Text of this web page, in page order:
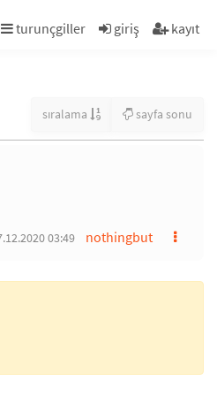
turunçgiller giriş kayıt
sıralama sayfa sonu
nothingbut
03:49